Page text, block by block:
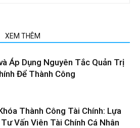
XEM THÊM
Áp Dụng Nguyên Tắc Quản Trị
Để Thành Công
Thành Công Tài Chính: Lựa
Vấn Viên Tài Chính Cá Nhân